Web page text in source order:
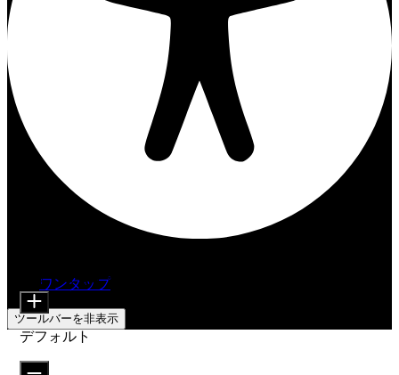
ワンタップ
ツールバーを非表示
フォントサイズ
デフォルト